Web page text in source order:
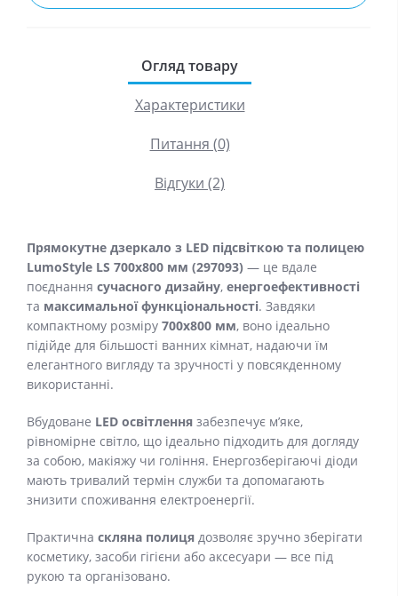
Огляд товару
Характеристики
Питання (0)
Відгуки (2)
Прямокутне дзеркало з LED підсвіткою та полицею
LumoStyle LS 700x800 мм (297093) — це вдале
поєднання сучасного дизайну, енергоефективності
та максимальної функціональності. Завдяки
компактному розміру 700x800 мм, воно ідеально
підійде для більшості ванних кімнат, надаючи їм
елегантного вигляду та зручності у повсякденному
використанні.
Вбудоване LED освітлення забезпечує м’яке,
рівномірне світло, що ідеально підходить для догляду
за собою, макіяжу чи гоління. Енергозберігаючі діоди
мають тривалий термін служби та допомагають
знизити споживання електроенергії.
Практична скляна полиця дозволяє зручно зберігати
косметику, засоби гігієни або аксесуари — все під
рукою та організовано.